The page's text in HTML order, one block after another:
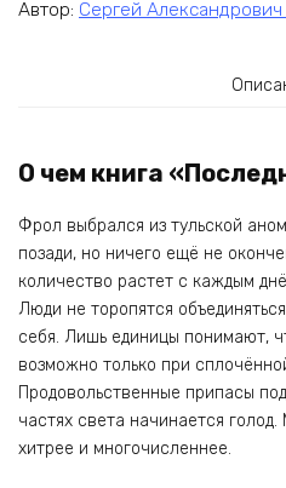
Автор: Сергей Александрович
О чем книга
Фрол выбрался из тульской
позади, но ничего ещё не
количество растет с каждым
Люди не торопятся
себя. Лишь единицы понимают,
возможно только при
Продовольственные припасы
частях света начинается
хитрее и многочисленнее.